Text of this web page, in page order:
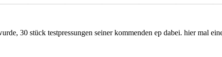
30 stück testpressungen seiner kommenden ep dabei. hier mal